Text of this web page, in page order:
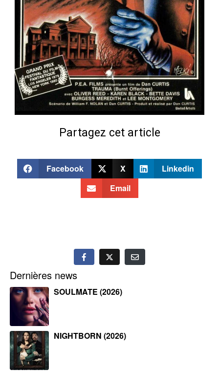
Partagez cet article
Facebook X
Linkedin
Email
Dernières news
SOULMATE (2026)
NIGHTBORN (2026)